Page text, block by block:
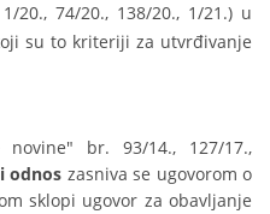
20., 74/20., 138/20., 1/21.) u
su to kriteriji za utvrđivanje
novine" br. 93/14., 127/17.,
odnos zasniva se ugovorom o
sklopi ugovor za obavljanje